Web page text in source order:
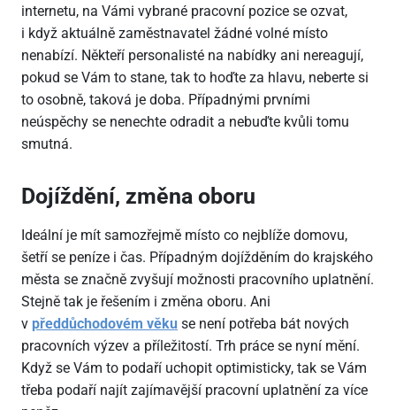
internetu, na Vámi vybrané pracovní pozice se ozvat,
i když aktuálně zaměstnavatel žádné volné místo
nenabízí. Někteří personalisté na nabídky ani nereagují,
pokud se Vám to stane, tak to hoďte za hlavu, neberte si
to osobně, taková je doba. Případnými prvními
neúspěchy se nenechte odradit a nebuďte kvůli tomu
smutná.
Dojíždění, změna oboru
Ideální je mít samozřejmě místo co nejblíže domovu,
šetří se peníze i čas. Případným dojížděním do krajského
města se značně zvyšují možnosti pracovního uplatnění.
Stejně tak je řešením i změna oboru. Ani
v předdůchodovém věku se není potřeba bát nových
pracovních výzev a příležitostí. Trh práce se nyní mění.
Když se Vám to podaří uchopit optimisticky, tak se Vám
třeba podaří najít zajímavější pracovní uplatnění za více